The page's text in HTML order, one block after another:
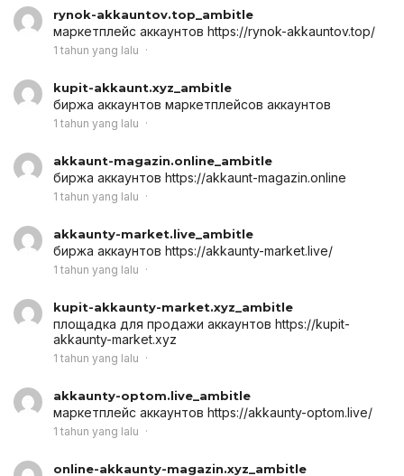
rynok-akkauntov.top_ambitle
маркетплейс аккаунтов https://rynok-akkauntov.top/
1 tahun yang lalu
kupit-akkaunt.xyz_ambitle
биржа аккаунтов маркетплейсов аккаунтов
1 tahun yang lalu
akkaunt-magazin.online_ambitle
биржа аккаунтов https://akkaunt-magazin.online
1 tahun yang lalu
akkaunty-market.live_ambitle
биржа аккаунтов https://akkaunty-market.live/
1 tahun yang lalu
kupit-akkaunty-market.xyz_ambitle
площадка для продажи аккаунтов https://kupit-
akkaunty-market.xyz
1 tahun yang lalu
akkaunty-optom.live_ambitle
маркетплейс аккаунтов https://akkaunty-optom.live/
1 tahun yang lalu
online-akkaunty-magazin.xyz_ambitle